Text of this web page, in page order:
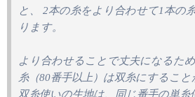
と、 2本の糸をより合わせて1本の
ります。
より合わせることで丈夫になるた
糸（80番手以上）は双糸にすること
双糸使いの生地は、同じ番手の単